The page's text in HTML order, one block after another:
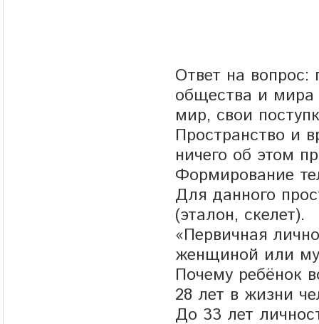
Ответ на вопрос:
общества и мира
мир, свои
Пространство и
ничего об этом
Формирование
Для данного
(эталон, скелет).
«Первичная
женщиной или
Почему ребёнок
28 лет в жизни
До 33 лет